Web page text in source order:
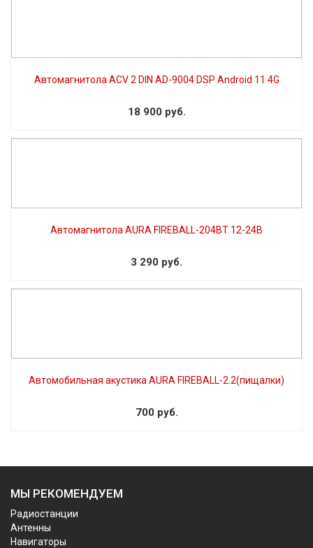
Автомагнитола ACV 2 DIN AD-9004 DSP Android 11 4G
18 900 руб.
Автомагнитола AURA FIREBALL-204BT 12-24В
3 290 руб.
Автомобильная акустика AURA FIREBALL-2.2(пищалки)
700 руб.
МЫ РЕКОМЕНДУЕМ
Радиостанции
Антенны
Навигаторы